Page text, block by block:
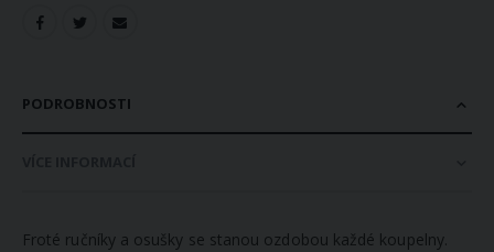
PODROBNOSTI
Froté ručníky a osušky se stanou ozdobou každé koupelny.